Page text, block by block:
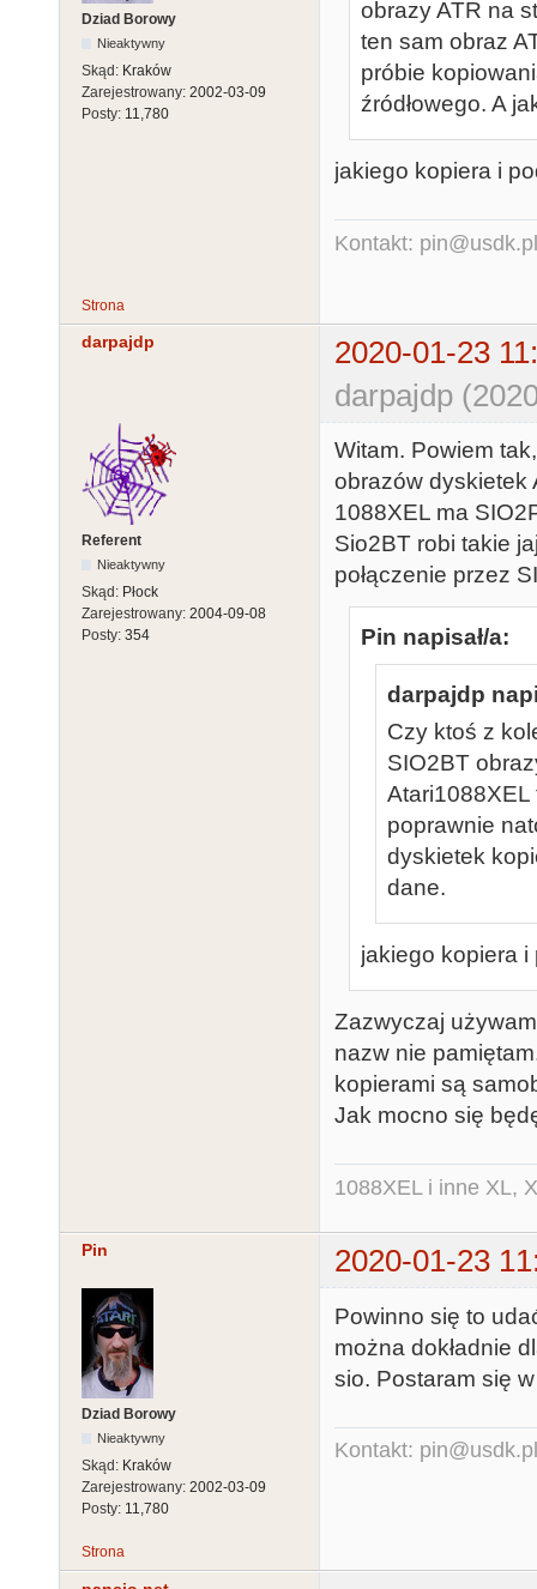
Dziad Borowy
Nieaktywny
Skąd: Kraków
Zarejestrowany: 2002-03-09
Posty: 11,780
obrazy ATR na
ten sam obraz
próbie
źródłowego. A
jakiego kopiera i
Kontakt: pin@usdk.pl
Strona
darpajdp
2020-01-23
darpajdp
Referent
Nieaktywny
Skąd: Płock
Zarejestrowany: 2004-09-08
Posty: 354
Witam. Powiem
obrazów dyskietek
1088XEL ma
Sio2BT robi takie
połączenie przez
Pin napisał/a:
darpajdp
Czy ktoś z
SIO2BT
Atari1088XEL
poprawnie
dyskietek
dane.
jakiego kopiera
Zazwyczaj
nazw nie
kopierami są
Jak mocno się
1088XEL i inne XL,
Pin 2020-01-23
Dziad Borowy
Nieaktywny
Skąd: Kraków
Zarejestrowany: 2002-03-09
Posty: 11,780
Powinno się to
można dokładnie
sio. Postaram się
Kontakt: pin@usdk.pl
Strona